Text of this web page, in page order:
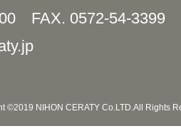
FAX. 0572-54-3399
©2019 NIHON CERATY Co.LTD.All Rights